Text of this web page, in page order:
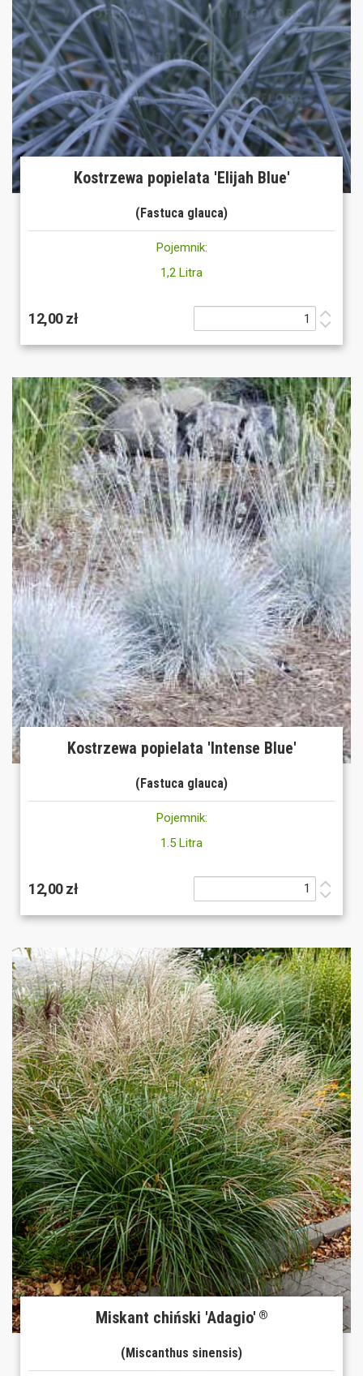
Kostrzewa popielata 'Elijah Blue'
(Fastuca glauca)
Pojemnik:
1,2 Litra
12,00 zł
Kostrzewa popielata 'Intense Blue'
(Fastuca glauca)
Pojemnik:
1.5 Litra
12,00 zł
Miskant chiński 'Adagio' ®
(Miscanthus sinensis)